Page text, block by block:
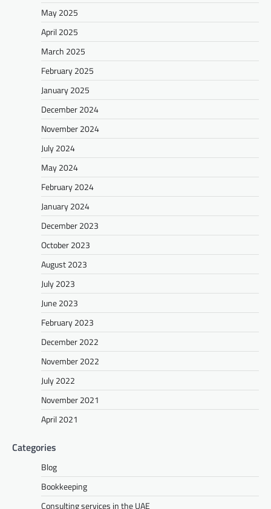
May 2025
April 2025
March 2025
February 2025
January 2025
December 2024
November 2024
July 2024
May 2024
February 2024
January 2024
December 2023
October 2023
August 2023
July 2023
June 2023
February 2023
December 2022
November 2022
July 2022
November 2021
April 2021
Categories
Blog
Bookkeeping
Consulting services in the UAE